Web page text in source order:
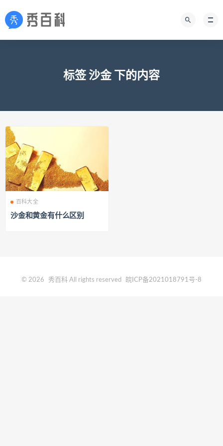
标签 沙金 下的内容
百科大全
沙金和黄金有什么区别
© 2026 秀百科 All rights reserved 皖ICP备2021018791号-8